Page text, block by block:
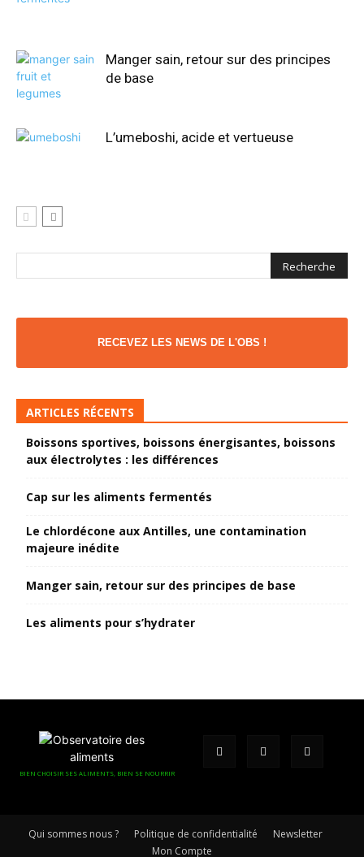
Manger sain, retour sur des principes
de base
L’umeboshi, acide et vertueuse
RECEVEZ LES NEWS DE L'OBS !
ARTICLES RÉCENTS
Boissons sportives, boissons énergisantes, boissons
aux électrolytes : les différences
Cap sur les aliments fermentés
Le chlordécone aux Antilles, une contamination
majeure inédite
Manger sain, retour sur des principes de base
Les aliments pour s’hydrater
BIEN CHOISIR SES ALIMENTS, BIEN SE NOURRIR
Qui sommes nous ? Politique de confidentialité
Newsletter
Mon Compte